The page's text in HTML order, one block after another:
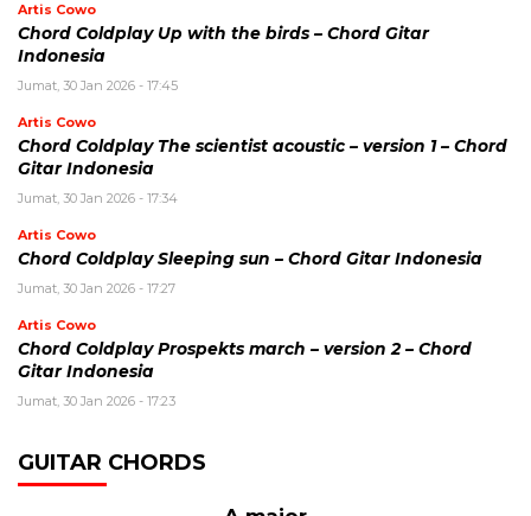
Artis Cowo
Chord Coldplay Up with the birds – Chord Gitar
Indonesia
Jumat, 30 Jan 2026 - 17:45
Artis Cowo
Chord Coldplay The scientist acoustic – version 1 – Chord
Gitar Indonesia
Jumat, 30 Jan 2026 - 17:34
Artis Cowo
Chord Coldplay Sleeping sun – Chord Gitar Indonesia
Jumat, 30 Jan 2026 - 17:27
Artis Cowo
Chord Coldplay Prospekts march – version 2 – Chord
Gitar Indonesia
Jumat, 30 Jan 2026 - 17:23
GUITAR CHORDS